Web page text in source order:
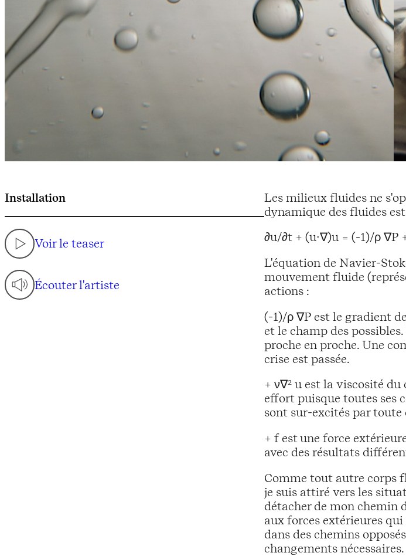
Installation
Voir le teaser
Écouter l'artiste
Les milieux fluides ne
dynamique des fluides
∂u/∂t + (u∙∇)u = (-1)/ρ ∇P
L'équation de Navier-
mouvement fluide
actions :
(-1)/ρ ∇P est le gradient
et le champ des
proche en proche. Une
crise est passée.
+ ν∇² u est la viscosité
effort puisque toutes ses
sont sur-excités par
+ f est une force
avec des résultats
Comme tout autre corps
je suis attiré vers les
détacher de mon chemin
aux forces extérieures
dans des chemins
changements nécessaires.